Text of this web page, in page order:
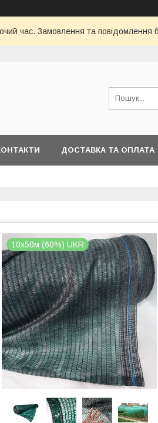
час. Замовлення та
ДОСТАВКА ТА ОПЛАТА
10х50м (60%) UKR